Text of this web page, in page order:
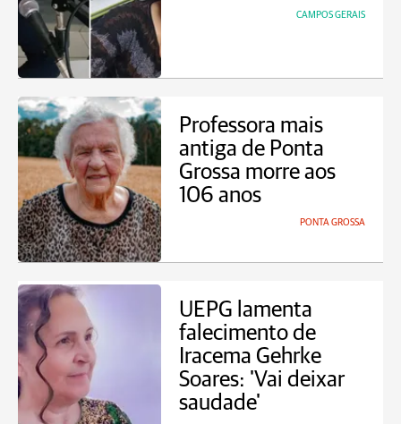
CAMPOS GERAIS
Professora mais
antiga de Ponta
Grossa morre aos
106 anos
PONTA GROSSA
UEPG lamenta
falecimento de
Iracema Gehrke
Soares: 'Vai deixar
saudade'